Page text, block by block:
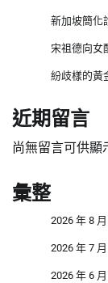
新加坡簡化
宋祖德向女
紛歧樣的黃
近期留言
尚無留言可供顯
彙整
2026 年 8 月
2026 年 7 月
2026 年 6 月